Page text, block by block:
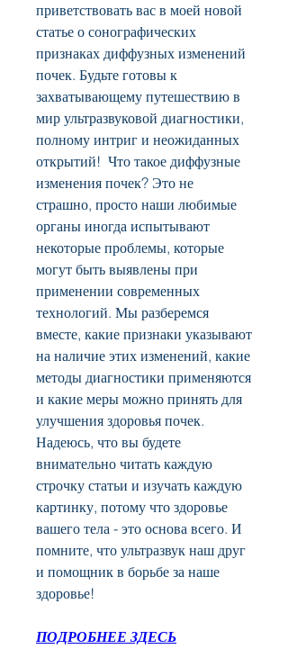
приветствовать вас в моей новой
статье о сонографических
признаках диффузных изменений
почек. Будьте готовы к
захватывающему путешествию в
мир ультразвуковой диагностики,
полному интриг и неожиданных
открытий!  Что такое диффузные
изменения почек? Это не
страшно, просто наши любимые
органы иногда испытывают
некоторые проблемы, которые
могут быть выявлены при
применении современных
технологий. Мы разберемся
вместе, какие признаки указывают
на наличие этих изменений, какие
методы диагностики применяются
и какие меры можно принять для
улучшения здоровья почек.
Надеюсь, что вы будете
внимательно читать каждую
строчку статьи и изучать каждую
картинку, потому что здоровье
вашего тела - это основа всего. И
помните, что ультразвук наш друг
и помощник в борьбе за наше
здоровье!
ПОДРОБНЕЕ ЗДЕСЬ